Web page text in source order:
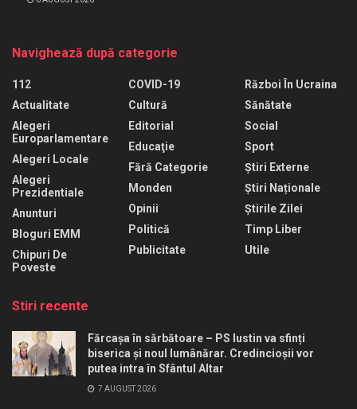
Navighează după categorie
112
Actualitate
Alegeri
Europarlamentare
Alegeri Locale
Alegeri
Prezidentiale
Anunturi
Bloguri EMM
Chipuri De
Poveste
COVID-19
Cultură
Editorial
Educaţie
Fără Categorie
Monden
Opinii
Politică
Publicitate
Război În Ucraina
Sănătate
Social
Sport
Știri Externe
Știri Naționale
Știrile Zilei
Timp Liber
Utile
Stiri recente
Fărcașa în sărbătoare – PS Iustin va sfinți
biserica și noul lumânărar. Credincioșii vor
putea intra în Sfântul Altar
7 AUGUST 2026